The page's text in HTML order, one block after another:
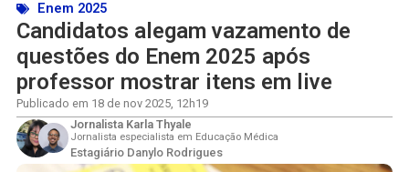
Enem 2025
Candidatos alegam vazamento de
questões do Enem 2025 após
professor mostrar itens em live
Publicado em 18 de nov 2025, 12h19
Jornalista Karla Thyale
Jornalista especialista em Educação Médica
Estagiário Danylo Rodrigues